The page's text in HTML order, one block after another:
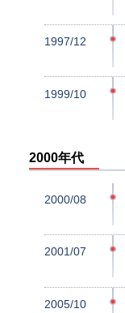
1997/12
1999/10
2000年代
2000/08
2001/07
2005/10